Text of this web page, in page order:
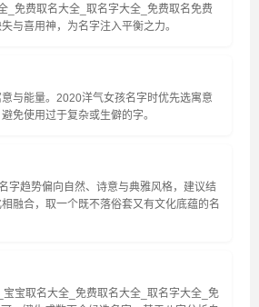
_免费取名大全_取名字大全_免费取名免费
与喜用神，为名字注入平衡之力。
与能量。2020洋气女孩名字时优先选寓意
免使用过于复杂或生僻的字。
字趋势偏向自然、诗意与典雅风格，建议结
融合，取一个既不落俗套又有文化底蕴的名
宝取名大全_免费取名大全_取名字大全_免